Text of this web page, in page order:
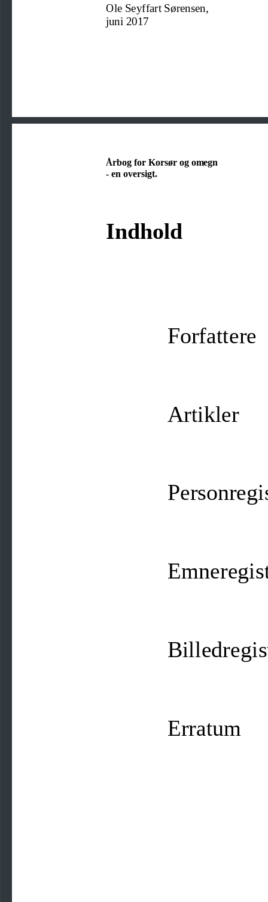
Ole Seyffart Sørensen
juni 2017
Årbog for Korsør og omegn
- en oversigt.
Indhold
Forfattere
Artikler
Erratum